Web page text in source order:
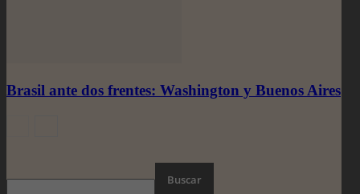
Brasil ante dos frentes: Washington y Buenos Aires